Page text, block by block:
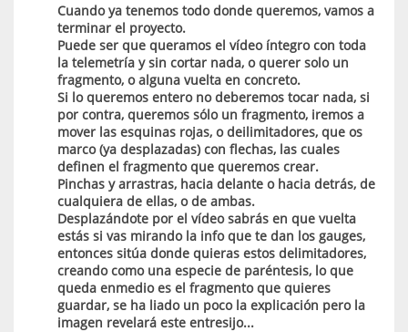
Cuando ya tenemos todo donde queremos, vamos a
terminar el proyecto.
Puede ser que queramos el vídeo íntegro con toda
la telemetría y sin cortar nada, o querer solo un
fragmento, o alguna vuelta en concreto.
Si lo queremos entero no deberemos tocar nada, si
por contra, queremos sólo un fragmento, iremos a
mover las esquinas rojas, o deilimitadores, que os
marco (ya desplazadas) con flechas, las cuales
definen el fragmento que queremos crear.
Pinchas y arrastras, hacia delante o hacia detrás, de
cualquiera de ellas, o de ambas.
Desplazándote por el vídeo sabrás en que vuelta
estás si vas mirando la info que te dan los gauges,
entonces sitúa donde quieras estos delimitadores,
creando como una especie de paréntesis, lo que
queda enmedio es el fragmento que quieres
guardar, se ha liado un poco la explicación pero la
imagen revelará este entresijo...